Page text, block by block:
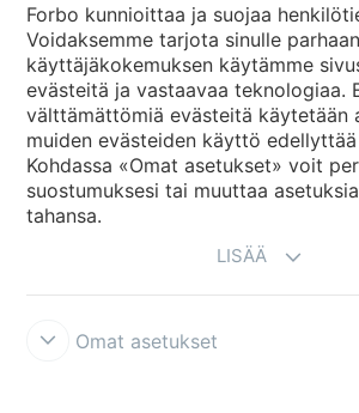
Maakohtaiset sivut
Valitse maa
Forbo kunnioittaa ja suojaa
Voidaksemme tarjota sinulle
käyttäjäkokemuksen käytämme
evästeitä ja vastaavaa teknologiaa.
välttämättömiä evästeitä käytetään
muiden evästeiden käyttö
Kohdassa «Omat asetukset» voit
suostumuksesi tai muuttaa
tahansa.
LISÄÄ
Omat asetukset